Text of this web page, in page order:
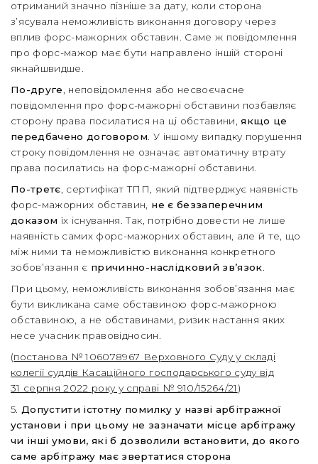
отриманий значно пізніше за дату, коли сторона
з’ясувала неможливість виконання договору через
вплив форс-мажорних обставин. Саме ж повідомлення
про форс-мажор має бути направлено іншій стороні
якнайшвидше.
По-друге
, неповідомлення або несвоєчасне
повідомлення про форс-мажорні обставини позбавляє
сторону права посилатися на ці обставини,якщо це
передбачено договором . У іншому випадку порушення
строку повідомлення не означає автоматичну втрату
права посилатись на форс-мажорні обставини.
По-третє , сертифікат ТПП, який підтверджує наявність
форс-мажорних обставин, не є беззаперечним
доказом їх існування. Так, потрібно довести не лише
наявність самих форс-мажорних обставин, але й те, що
між ними та неможливістю виконання конкретного
зобов’язання є причинно-наслідковий зв’язок
При цьому, неможливість виконання зобов’язання має
бути викликана саме обставиною форс-мажорною
обставиною, а не обставинами, ризик настання яких
несе учасник правовідносин.
(постанова № 106078967 Верховного Суду у складі
колегії суддів Касаційного господарського суду від
31 серпня 2022 року у справі № 910/15264/21)
5. Допустити істотну помилку у назві арбітражної
установи і при цьому не зазначати місце арбітражу
чи інші умови, які б дозволили встановити, до якого
саме арбітражу має звертатися сторона